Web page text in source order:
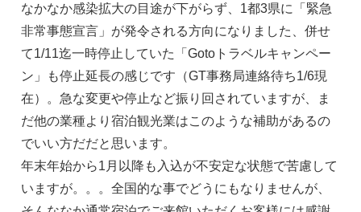
なかなか感染拡大の目途が下がらず、1都3県に「緊急
非常事態宣言」が発令される方向になりました、併せ
て1/11迄一時停止していた「Gotoトラベルキャンペー
ン」も停止延長の感じです（GT事務局連絡待ち1/6現
在）。急な変更や停止など振り回されていますが、ま
だ他の業種より宿泊観光業はこのような補助があるの
でいい方だだと思います。
年末年始から1月以降も入込が不安定な状態で苦慮して
いますが。。。全国的な事でどうにもなりませんが、